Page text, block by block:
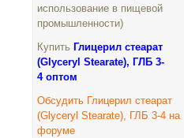
использование в пищевой
промышленности)
Купить Глицерил стеарат
(Glyceryl Stearate), ГЛБ 3-
4оптом
Обсудить Глицерил стеарат
(Glyceryl Stearate), ГЛБ 3-4 на
форуме